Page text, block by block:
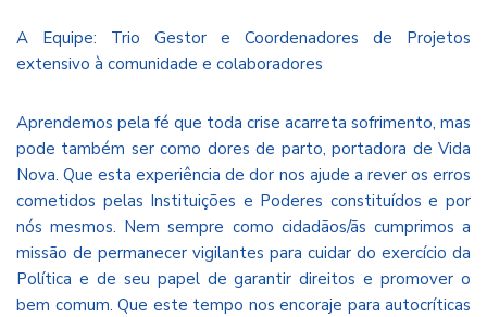
A Equipe: Trio Gestor e Coordenadores de Projetos
extensivo à comunidade e colaboradores
Aprendemos pela fé que toda crise acarreta sofrimento, mas
pode também ser como dores de parto, portadora de Vida
Nova. Que esta experiência de dor nos ajude a rever os erros
cometidos pelas Instituições e Poderes constituídos e por
nós mesmos. Nem sempre como cidadãos/ãs cumprimos a
missão de permanecer vigilantes para cuidar do exercício da
Política e de seu papel de garantir direitos e promover o
bem comum. Que este tempo nos encoraje para autocríticas